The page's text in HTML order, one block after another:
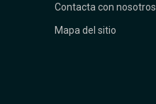
Contacta con nosotros
Mapa del sitio